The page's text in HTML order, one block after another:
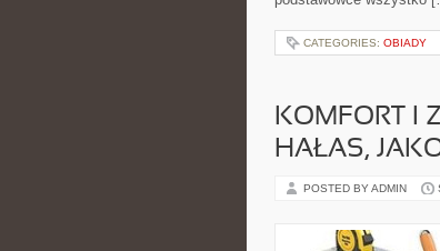
CATEGORIES: OBIADY
KOMFORT I
HAŁAS,
POSTED BY ADMIN